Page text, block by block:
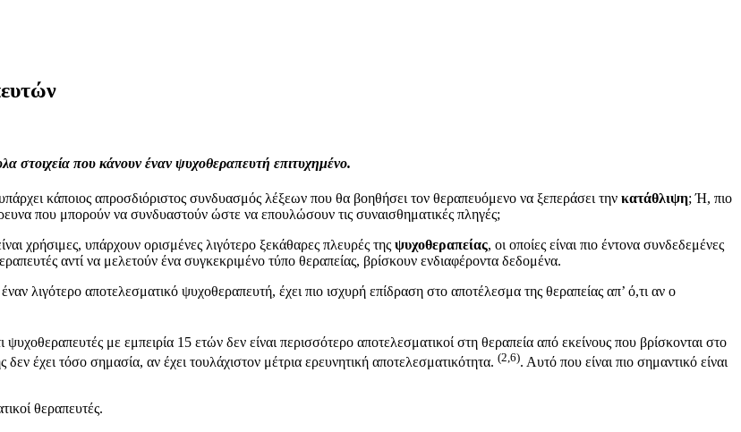
στοιχεία που κάνουν έναν ψυχοθεραπευτή επιτυχημένο.
κάποιος απροσδιόριστος συνδυασμός λέξεων που θα βοηθήσει τον θεραπευόμενο να ξεπεράσει την κατάθλιψη; Ή, πιο
που μπορούν να συνδυαστούν ώστε να επουλώσουν τις συναισθηματικές πληγές;
χρήσιμες, υπάρχουν ορισμένες λιγότερο ξεκάθαρες πλευρές της ψυχοθεραπείας, οι οποίες είναι πιο έντονα συνδεδεμένες
αντί να μελετούν ένα συγκεκριμένο τύπο θεραπείας, βρίσκουν ενδιαφέροντα δεδομένα.
λιγότερο αποτελεσματικό ψυχοθεραπευτή, έχει πιο ισχυρή επίδραση στο αποτέλεσμα της θεραπείας απ’ ό,τι αν ο
με εμπειρία 15 ετών δεν είναι περισσότερο αποτελεσματικοί στη θεραπεία από εκείνους που βρίσκονται στο
έχει τόσο σημασία, αν έχει τουλάχιστον μέτρια ερευνητική αποτελεσματικότητα. (2,6). Αυτό που είναι πιο σημαντικό είναι
θεραπευτές.